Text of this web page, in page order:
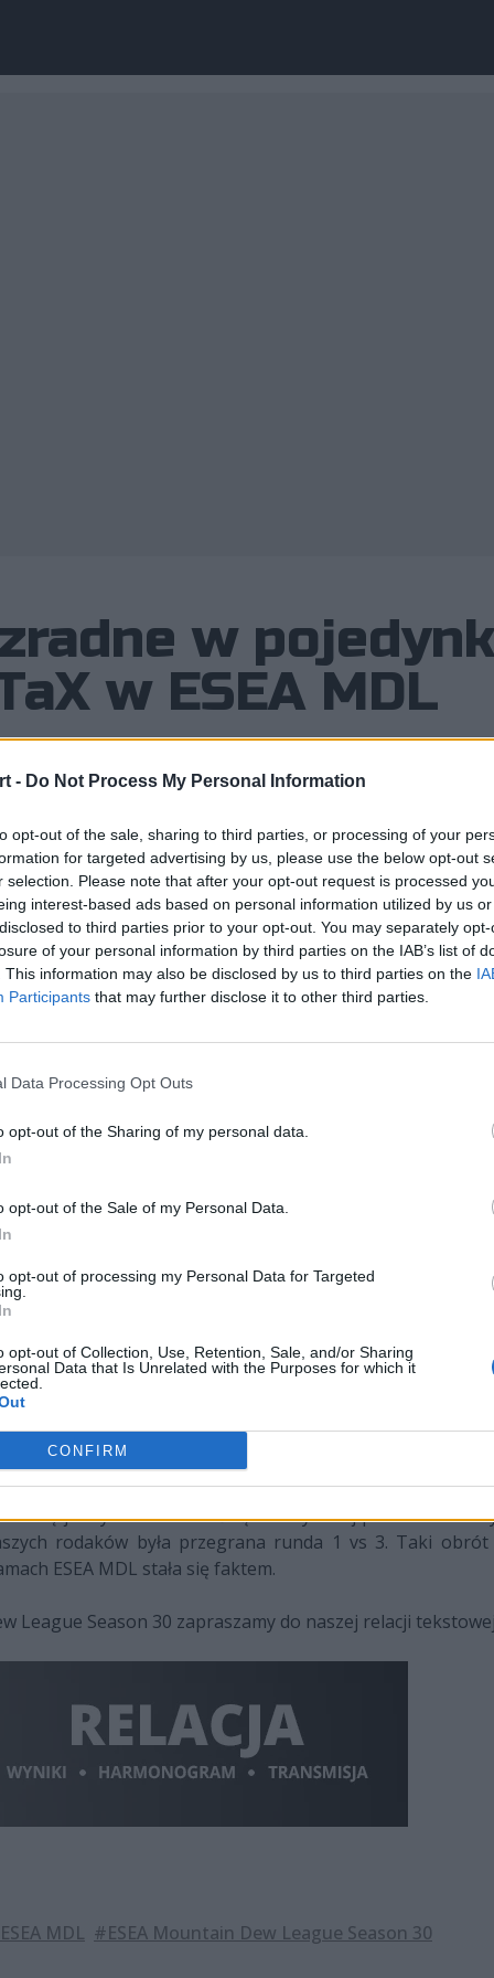
- Do Not Process My Personal Information
opt-out of the sale, sharing to third parties, or processing of your
for targeted advertising by us, please use the below opt-out
selection. Please note that after your opt-out request is processed
interest-based ads based on personal information utilized by us
to third parties prior to your opt-out. You may separately
of your personal information by third parties on the IAB’s list of
This information may also be disclosed by us to third parties on the
Participants that may further disclose it to other third parties.
Data Processing Opt Outs
opt-out of the Sharing of my personal data.
opt-out of the Sale of my Personal Data.
opt-out of processing my Personal Data for Targeted
opt-out of Collection, Use, Retention, Sale, and/or Sharing
Data that Is Unrelated with the Purposes for which it
CONFIRM
w
w ESEA MDL
w ESEA Mountain Dew
jednej z naszych trzech
Dew League nie wywołały zbytniego optymizmu
Niestety, wraz z kolejnym meczem niewiele
okazało się ALTERNATE aTTaX.
6 : 16
4
niczego dobrego kibicom polskiej formacji. Zawodnicy
oczka ponownie wypuścić z rąk wygraną. Wreszcie
się mogło, że dla Izako Boars będzie to sygnał do
Mateusz "mantuu" Wilczewski, który
a przegrywane seryjnie rundy nie pomagały w
granicy, stawiał ich w bardzo dobrym położeniu
się już tylko formalnością. Polacy dalej prezentowali
rodaków była przegrana runda 1 vs 3. Taki obrót
ESEA MDL stała się faktem.
League Season 30 zapraszamy do naszej relacji
MDL #ESEA Mountain Dew League Season 30